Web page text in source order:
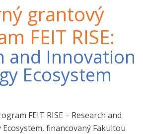
grantový
FEIT RISE:
and Innovation
Ecosystem
FEIT RISE – Research and
financovaný Fakultou